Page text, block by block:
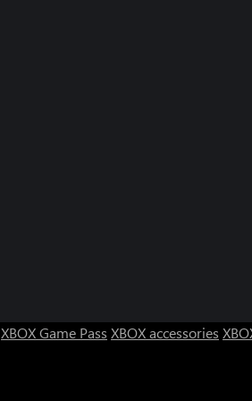
XBOX Game Pass XBOX accessories